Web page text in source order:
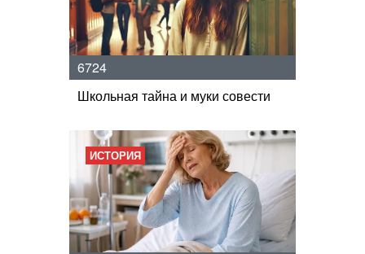
6724
Школьная тайна и муки совести
ИСТОРИЯ